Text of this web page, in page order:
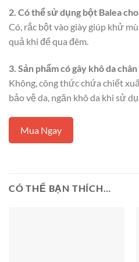
2. Có thể sử dụng bột Balea
Có, rắc bột vào giày giúp khử
quả khi để qua đêm.
3. Sản phẩm có gây khô da
Không, công thức chứa chiết
bảo vệ da, ngăn khô da khi sử
Mua Ngay
CÓ THỂ BẠN THÍCH…